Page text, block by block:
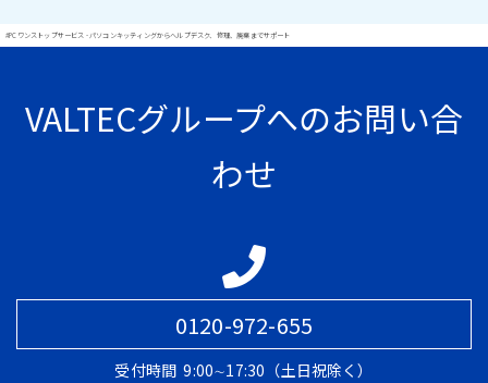
#PCワンストップサービス - パソコンキッティングからヘルプデスク、修理、廃棄までサポート
VALTECグループへのお問い合
わせ
0120-972-655
受付時間 9:00∼17:30（土日祝除く）